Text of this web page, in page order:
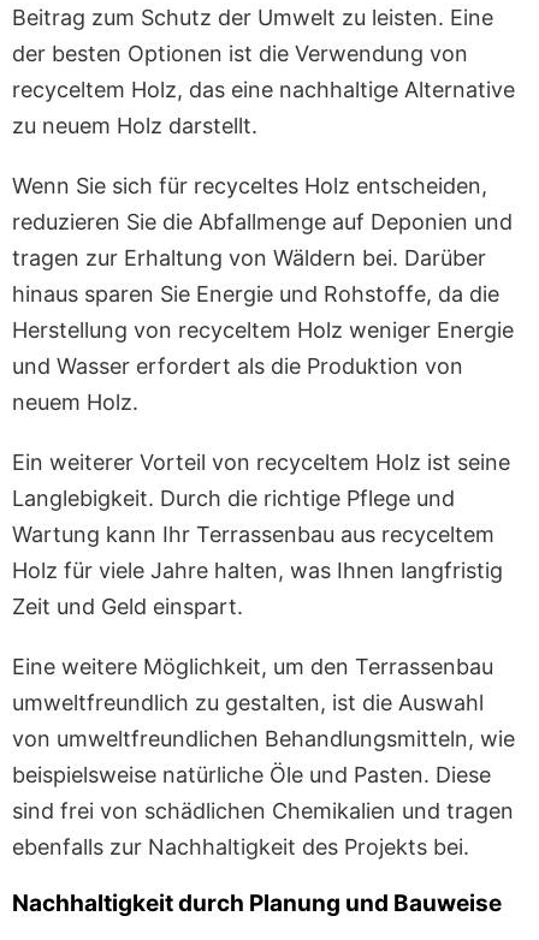
Beitrag zum Schutz der Umwelt zu leisten. Eine
der besten Optionen ist die Verwendung von
recyceltem Holz, das eine nachhaltige Alternative
zu neuem Holz darstellt.
Wenn Sie sich für recyceltes Holz entscheiden,
reduzieren Sie die Abfallmenge auf Deponien und
tragen zur Erhaltung von Wäldern bei. Darüber
hinaus sparen Sie Energie und Rohstoffe, da die
Herstellung von recyceltem Holz weniger Energie
und Wasser erfordert als die Produktion von
neuem Holz.
Ein weiterer Vorteil von recyceltem Holz ist seine
Langlebigkeit. Durch die richtige Pflege und
Wartung kann Ihr Terrassenbau aus recyceltem
Holz für viele Jahre halten, was Ihnen langfristig
Zeit und Geld einspart.
Eine weitere Möglichkeit, um den Terrassenbau
umweltfreundlich zu gestalten, ist die Auswahl
von umweltfreundlichen Behandlungsmitteln, wie
beispielsweise natürliche Öle und Pasten. Diese
sind frei von schädlichen Chemikalien und tragen
ebenfalls zur Nachhaltigkeit des Projekts bei.
Nachhaltigkeit durch Planung und Bauweise